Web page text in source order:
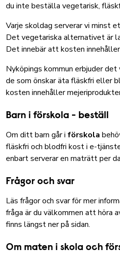
du inte beställa vegetarisk,
Varje skoldag serverar vi minst
Det vegetariska alternativet är
Det innebär att kosten
Nyköpings kommun erbjuder
de som önskar äta fläskfri eller
kosten innehåller
Barn i förskola - beställ
Om ditt barn går i förskola
fläskfri och blodfri kost i e-
enbart serverar en maträtt per
Frågor och svar
Läs frågor och svarför mer
fråga är du välkommen att höra
finns längst ner på sidan.
Om maten i skola och